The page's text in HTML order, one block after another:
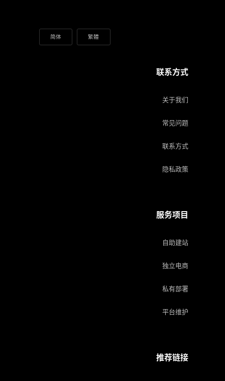
简体 繁體
联系方式
关于我们
常见问题
联系方式
隐私政策
服务项目
自助建站
独立电商
私有部署
平台维护
推荐链接